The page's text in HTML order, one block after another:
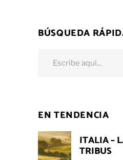
BÚSQUEDA
EN TENDENCIA
ITALIA –
TRIBUS